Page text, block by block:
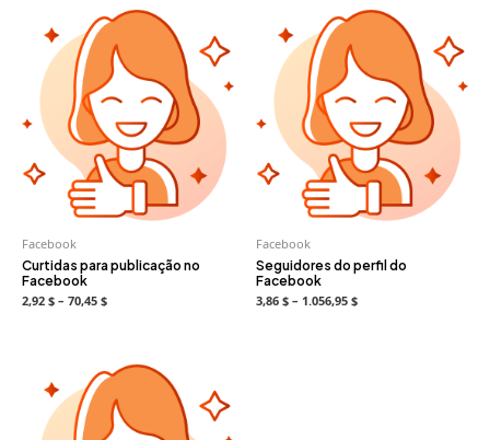
Facebook
Curtidas para publicação no
Facebook
2,92 $ – 70,45 $
Facebook
Seguidores do perfil do
Facebook
3,86 $ – 1.056,95 $